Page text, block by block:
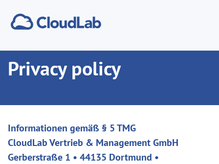
Privacy policy
Informationen gemäß § 5 TMG
CloudLab Vertrieb & Management GmbH
Gerberstraße 1 • 44135 Dortmund •